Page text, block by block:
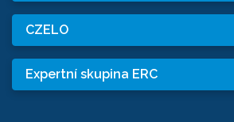
CZELO
Expertní skupina ERC